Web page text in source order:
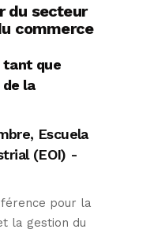
du secteur
commerce
tant que
la
Escuela
(EOI) -
pour la
la gestion du